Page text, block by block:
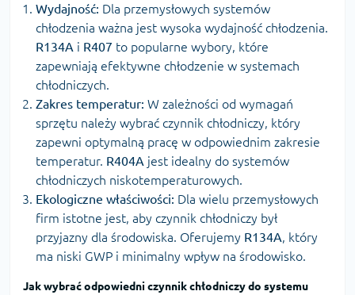
Wydajność: Dla przemysłowych systemów
chłodzenia ważna jest wysoka wydajność chłodzenia.
R134A i R407 to popularne wybory, które
zapewniają efektywne chłodzenie w systemach
chłodniczych.
Zakres temperatur: W zależności od wymagań
sprzętu należy wybrać czynnik chłodniczy, który
zapewni optymalną pracę w odpowiednim zakresie
temperatur. R404A jest idealny do systemów
chłodniczych niskotemperaturowych.
Ekologiczne właściwości: Dla wielu przemysłowych
firm istotne jest, aby czynnik chłodniczy był
przyjazny dla środowiska. Oferujemy R134A , który
ma niski GWP i minimalny wpływ na środowisko.
Jak wybrać odpowiedni czynnik chłodniczy do systemu